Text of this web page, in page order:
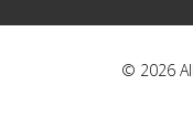
© 2026